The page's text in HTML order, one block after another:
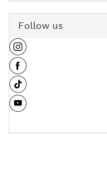
Follow us